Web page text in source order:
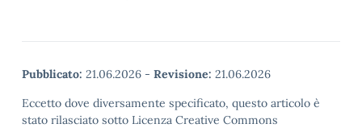
Pubblicato: 21.06.2026 - Revisione: 21.06.2026
Eccetto dove diversamente specificato, questo articolo è
stato rilasciato sotto Licenza Creative Commons